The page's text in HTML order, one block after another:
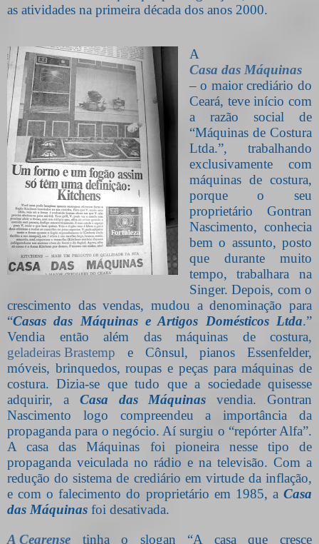
as atividades na primeira década dos anos 2000.
A
Casa das Máquinas
– o maior crediário do
Ceará, teve início com
a razão social de
“Máquinas de Costura
Ltda.”, trabalhando
exclusivamente com
máquinas de costura,
porque o seu
proprietário Gontran
Nascimento, conhecia
bem o assunto, posto
que durante muito
tempo, trabalhara na
Singer. Depois, com o
crescimento das vendas, mudou a denominação para
“Casas das Máquinas e Artigos Domésticos Ltda.”
Vendia então além das máquinas de costura,
geladeiras Brastemp e Cônsul, pianos Essenfelder,
móveis, brinquedos, roupas e peças para máquinas de
costura. Dizia-se que tudo que a sociedade quisesse
adquirir, a Casa das Máquinas vendia. Gontran
Nascimento logo compreendeu a importância da
propaganda para o negócio. Aí surgiu o “repórter Alfa”.
A casa das Máquinas foi pioneira nesse tipo de
propaganda veiculada no rádio e na televisão. Com a
redução do sistema de crediário em virtude da inflação,
e com o falecimento do proprietário em 1985, a Casa
das Máquinas foi desativada.
A Cearense tinha o slogan “A casa que cresce